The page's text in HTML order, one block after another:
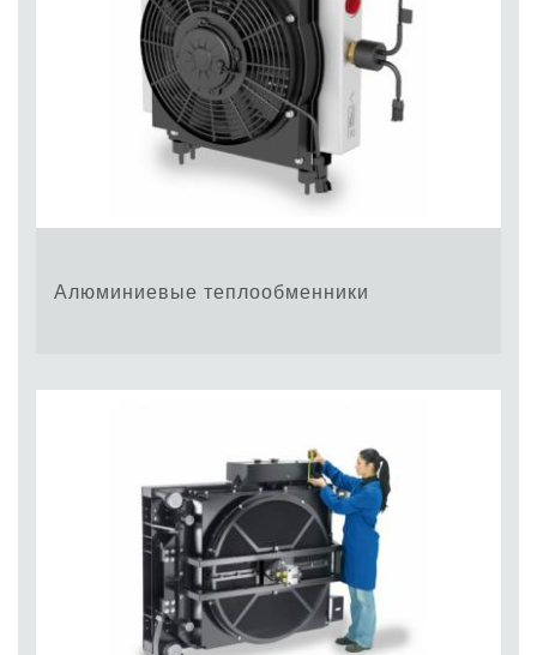
Теплообменники
Алюминиевые теплообменники